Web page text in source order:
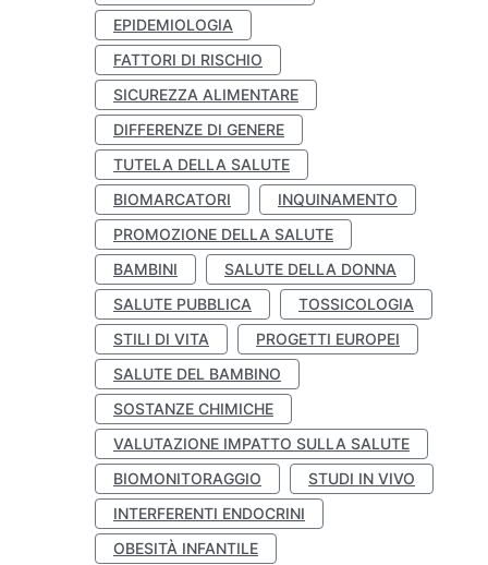
EPIDEMIOLOGIA
FATTORI DI RISCHIO
SICUREZZA ALIMENTARE
DIFFERENZE DI GENERE
TUTELA DELLA SALUTE
BIOMARCATORI
INQUINAMENTO
PROMOZIONE DELLA SALUTE
BAMBINI
SALUTE DELLA DONNA
SALUTE PUBBLICA
TOSSICOLOGIA
STILI DI VITA
PROGETTI EUROPEI
SALUTE DEL BAMBINO
SOSTANZE CHIMICHE
VALUTAZIONE IMPATTO SULLA SALUTE
BIOMONITORAGGIO
STUDI IN VIVO
INTERFERENTI ENDOCRINI
OBESITÀ INFANTILE